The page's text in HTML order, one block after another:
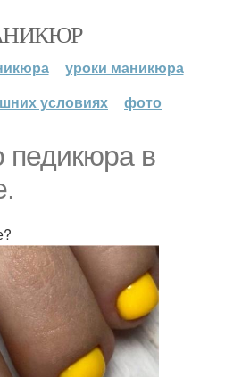
уроки маникюра
условиях
фото
педикюра в